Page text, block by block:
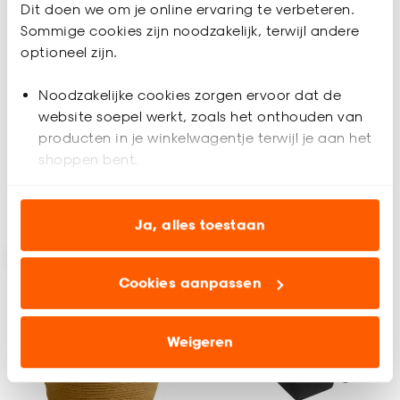
Dit doen we om je online ervaring te verbeteren.
Sommige cookies zijn noodzakelijk, terwijl andere
optioneel zijn.
Noodzakelijke cookies zorgen ervoor dat de
website soepel werkt, zoals het onthouden van
producten in je winkelwagentje terwijl je aan het
shoppen bent.
Analytische cookies (optioneel) helpen ons de
website te verbeteren voor jou en al onze andere
Marketing cookies (optioneel) laten jou
relevante informatie en aanbiedingen zien op
advertenties en communicatie.
Klik op ‘Ja, alles toestaan’ om gebruik te maken
Ja, alles toestaan
Cookies aanpassen
Weigeren
Opbergmand Vilt Grijs
(0)
10.
-
Binnen 2-3 werkdagen bezorgd
(0)
21.-
Binnen 2-3 werkdagen bezorgd